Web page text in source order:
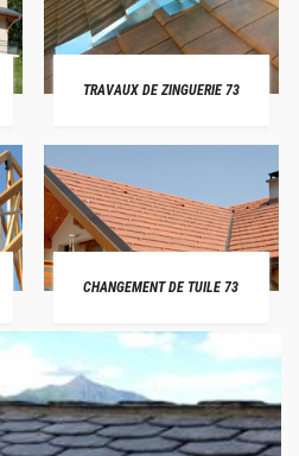
TRAVAUX DE ZINGUERIE 73
CHANGEMENT DE TUILE 73